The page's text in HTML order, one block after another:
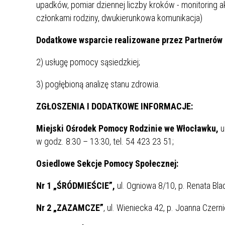
upadków, pomiar dziennej liczby kroków - monitoring
członkami rodziny, dwukierunkowa komunikacja)
Dodatkowe wsparcie realizowane przez
2) usługę pomocy sąsiedzkiej;
3) pogłębioną analizę stanu zdrowia.
ZGŁOSZENIA I DODATKOWE INFORMACJE:
Miejski Ośrodek Pomocy Rodzinie we Włocławku,
w godz. 8:30 – 13:30, tel. 54 423 23 51;
Osiedlowe Sekcje Pomocy Społecznej:
Nr 1 „ŚRÓDMIEŚCIE”, ul. Ogniowa 8/10, p. Renata
Nr 2 „ZAZAMCZE”, ul. Wieniecka 42, p. Joanna